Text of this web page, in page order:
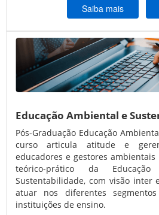
Saiba mais
Educação Ambiental e
Pós-Graduação Educação
curso articula atitude e
educadores e gestores
teórico-prático da
Sustentabilidade, com visão inter
atuar nos diferentes
instituições de ensino.